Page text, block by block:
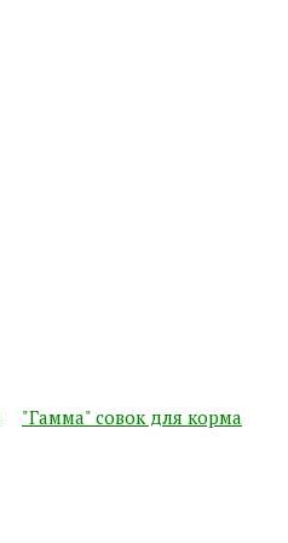
"Гамма" совок для корма